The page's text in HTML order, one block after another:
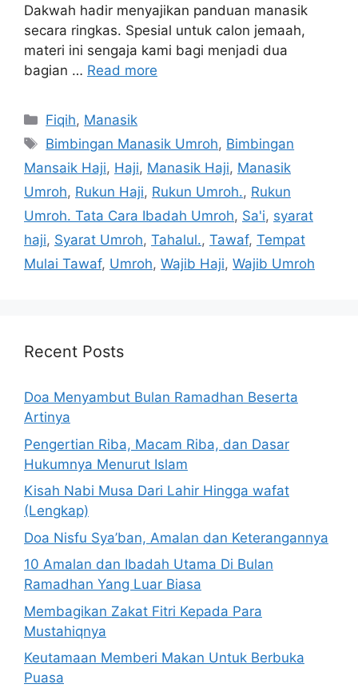
Dakwah hadir menyajikan panduan manasik
secara ringkas. Spesial untuk calon jemaah,
materi ini sengaja kami bagi menjadi dua
bagian … Read more
Categories
Fiqih, Manasik
Tags
Bimbingan Manasik Umroh, Bimbingan
Mansaik Haji, Haji, Manasik Haji, Manasik
Umroh, Rukun Haji, Rukun Umroh., Rukun
Umroh. Tata Cara Ibadah Umroh, Sa'i, syarat
haji, Syarat Umroh, Tahalul., Tawaf, Tempat
Mulai Tawaf, Umroh, Wajib Haji, Wajib Umroh
Recent Posts
Doa Menyambut Bulan Ramadhan Beserta
Artinya
Pengertian Riba, Macam Riba, dan Dasar
Hukumnya Menurut Islam
Kisah Nabi Musa Dari Lahir Hingga wafat
(Lengkap)
Doa Nisfu Sya’ban, Amalan dan Keterangannya
10 Amalan dan Ibadah Utama Di Bulan
Ramadhan Yang Luar Biasa
Membagikan Zakat Fitri Kepada Para
Mustahiqnya
Keutamaan Memberi Makan Untuk Berbuka
Puasa